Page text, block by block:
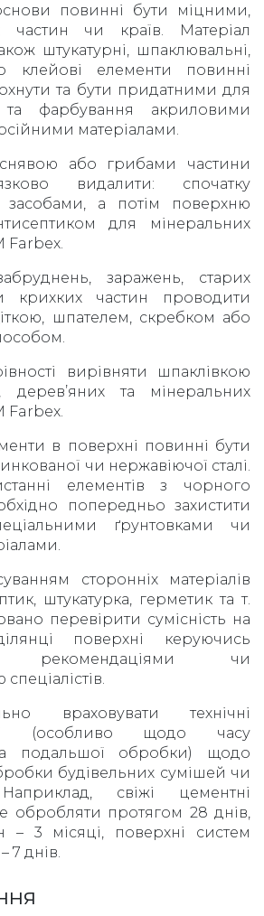
повинні бути міцними,
частин чи країв. Матеріал
штукатурні, шпаклювальні,
клейові елементи повинні
та бути придатними для
та фарбування акриловими
матеріалами.
або грибами частини
видалити: спочатку
засобами, а потім поверхню
для мінеральних
Farbex.
заражень, старих
крихких частин проводити
шпателем, скребком або
вирівняти шпаклівкою
дерев’яних та мінеральних
Farbex.
в поверхні повинні бути
чи нержавіючої сталі.
елементів з чорного
попередньо захистити
ґрунтовками чи
сторонніх матеріалів
штукатурка, герметик та т.
перевірити сумісність на
поверхні керуючись
рекомендаціями чи
враховувати технічні
(особливо щодо часу
подальшої обробки) щодо
будівельних сумішей чи
Наприклад, свіжі цементні
обробляти протягом 28 днів,
– 3 місяці, поверхні систем
7 днів.